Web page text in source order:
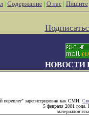
| Содержание| О нас| Пишите
НОВОСТИ
переплет" зарегистрирован как СМИ.
5 февраля 2001 года.
материалов